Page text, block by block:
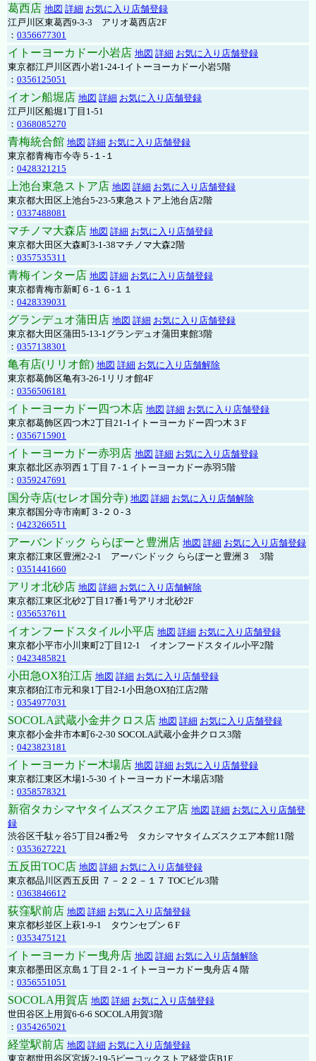
葛西店 地図 詳細 お気に入り店舗登録
江戸川区東葛西9-3-3 アリオ葛西店2F
： 0356677301
イトーヨーカドー小岩店 地図 詳細 お気に入り店舗登録
東京都江戸川区西小岩1-24-1イトーヨーカドー小岩5階
： 0356125051
イオン船堀店 地図 詳細 お気に入り店舗登録
江戸川区船堀1丁目1-51
： 0368085270
青梅統合館 地図 詳細 お気に入り店舗登録
東京都青梅市今寺５-１-１
： 0428321215
上池台東急ストア店 地図 詳細 お気に入り店舗登録
東京都大田区上池台5-23-5東急ストア上池台店2階
： 0337488081
マチノマ大森店 地図 詳細 お気に入り店舗登録
東京都大田区大森町3-1-38マチノマ大森2階
： 0357535311
青梅インター店 地図 詳細 お気に入り店舗登録
東京都青梅市新町６-１６-１１
： 0428339031
グランデュオ蒲田店 地図 詳細 お気に入り店舗登録
東京都大田区蒲田5-13-1グランデュオ蒲田東館3階
： 0357138301
亀有店(リリオ館) 地図 詳細 お気に入り店舗解除
東京都葛飾区亀有3-26-1リリオ館4F
： 0356506181
イトーヨーカドー四つ木店 地図 詳細 お気に入り店舗登録
東京都葛飾区四つ木2丁目21-1イトーヨーカドー四つ木３F
： 0356715901
イトーヨーカドー赤羽店 地図 詳細 お気に入り店舗登録
東京都北区赤羽西１丁目７-１イトーヨーカドー赤羽5階
： 0359247691
国分寺店(セレオ国分寺) 地図 詳細 お気に入り店舗解除
東京都国分寺市南町３-２０-３
： 0423266511
アーバンドック ららぽーと豊洲店 地図 詳細 お気に入り店舗登録
東京都江東区豊洲2-2-1 アーバンドック ららぽーと豊洲３ 3階
： 0351441660
アリオ北砂店 地図 詳細 お気に入り店舗解除
東京都江東区北砂2丁目17番1号アリオ北砂2F
： 0356537611
イオンフードスタイル小平店 地図 詳細 お気に入り店舗登録
東京都小平市小川東町2丁目12-1 イオンフードスタイル小平2階
： 0423485821
小田急OX狛江店 地図 詳細 お気に入り店舗登録
東京都狛江市元和泉1丁目2-1小田急OX狛江店2階
： 0354977031
SOCOLA武蔵小金井クロス店 地図 詳細 お気に入り店舗登録
東京都小金井市本町6-2-30 SOCOLA武蔵小金井クロス3階
： 0423823181
イトーヨーカドー木場店 地図 詳細 お気に入り店舗登録
東京都江東区木場1-5-30 イトーヨーカドー木場店3階
： 0358578321
新宿タカシマヤタイムズスクエア店 地図 詳細 お気に入り店舗登
録
渋谷区千駄ヶ谷5丁目24番2号 タカシマヤタイムズスクエア本館11階
： 0353627221
五反田TOC店 地図 詳細 お気に入り店舗登録
東京都品川区西五反田 ７－２２－１７ TOCビル3階
： 0363846612
荻窪駅前店 地図 詳細 お気に入り店舗登録
東京都杉並区上萩1-9-1 タウンセブン６F
： 0353475121
イトーヨーカドー曳舟店 地図 詳細 お気に入り店舗解除
東京都墨田区京島１丁目２-１イトーヨーカドー曳舟店４階
： 0356551051
SOCOLA用賀店 地図 詳細 お気に入り店舗登録
世田谷区上用賀6-6-6 SOCOLA用賀3階
： 0354265021
経堂駅前店 地図 詳細 お気に入り店舗登録
東京都世田谷区宮坂2-19-5ピーコックストア経堂店B1F